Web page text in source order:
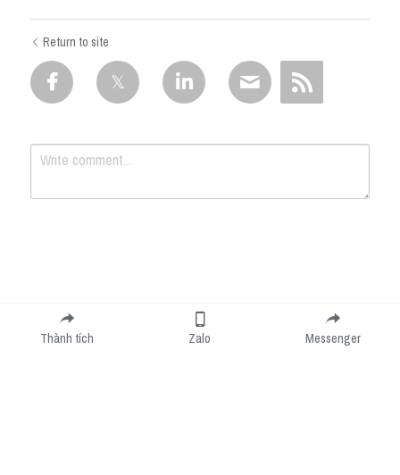
Return to site
Submit
Thành tích Zalo Messenger